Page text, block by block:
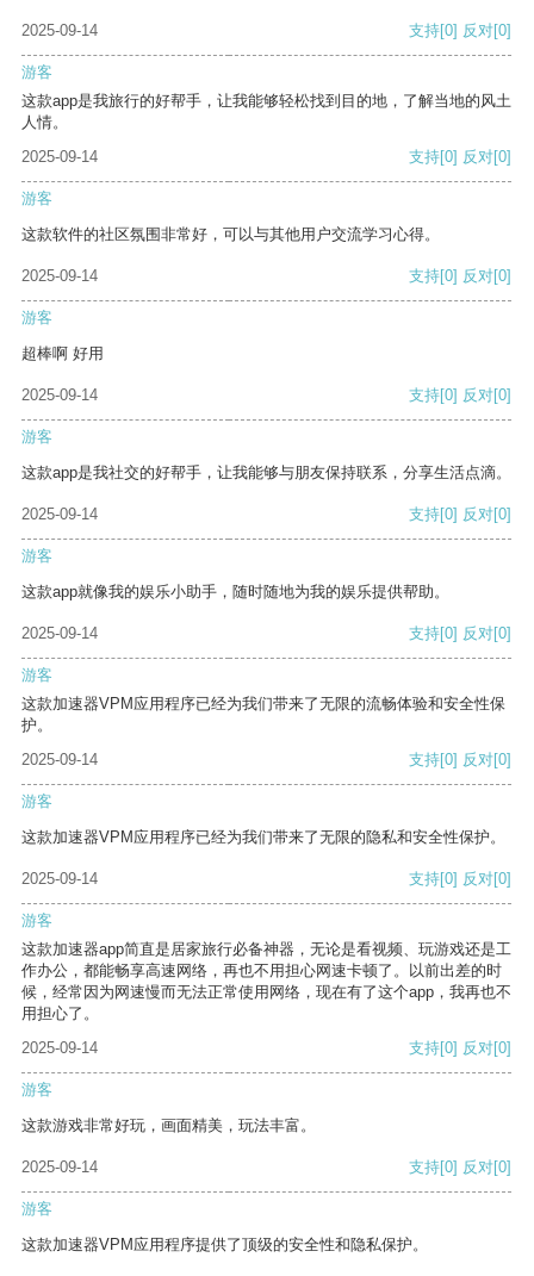
2025-09-14 支持[0] 反对[0]
游客
这款app是我旅行的好帮手，让我能够轻松找到目的地，了解当地的风土
人情。
2025-09-14
支持[0] 反对[0]
游客
这款软件的社区氛围非常好，可以与其他用户交流学习心得。
2025-09-14 支持[0] 反对[0]
游客
超棒啊 好用
2025-09-14 支持[0] 反对[0]
游客
这款app是我社交的好帮手，让我能够与朋友保持联系，分享生活点滴。
2025-09-14 支持[0] 反对[0]
游客
这款app就像我的娱乐小助手，随时随地为我的娱乐提供帮助。
2025-09-14 支持[0] 反对[0]
游客
这款加速器VPM应用程序已经为我们带来了无限的流畅体验和安全性保
护。
2025-09-14
支持[0] 反对[0]
游客
这款加速器VPM应用程序已经为我们带来了无限的隐私和安全性保护。
2025-09-14 支持[0] 反对[0]
游客
这款加速器app简直是居家旅行必备神器，无论是看视频、玩游戏还是工
作办公，都能畅享高速网络，再也不用担心网速卡顿了。以前出差的时
候，经常因为网速慢而无法正常使用网络，现在有了这个app，我再也不
用担心了。
2025-09-14
支持[0] 反对[0]
游客
这款游戏非常好玩，画面精美，玩法丰富。
2025-09-14 支持[0] 反对[0]
游客
这款加速器VPM应用程序提供了顶级的安全性和隐私保护。